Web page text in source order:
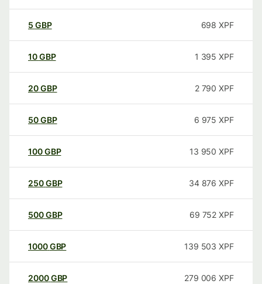
5 GBP 698 XPF
10GBP 1 395 XPF
20GBP 2 790 XPF
50GBP 6 975 XPF
100GBP 13 950 XPF
250GBP 34 876 XPF
500GBP 69 752 XPF
1000GBP 139 503 XPF
2000GBP 279 006 XPF